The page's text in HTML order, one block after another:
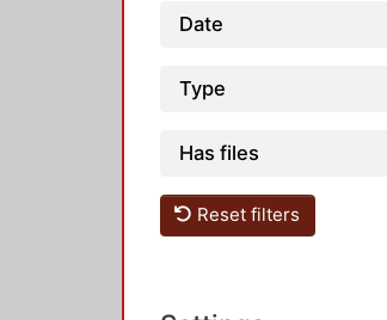
Date
Type
Has files
Reset filters